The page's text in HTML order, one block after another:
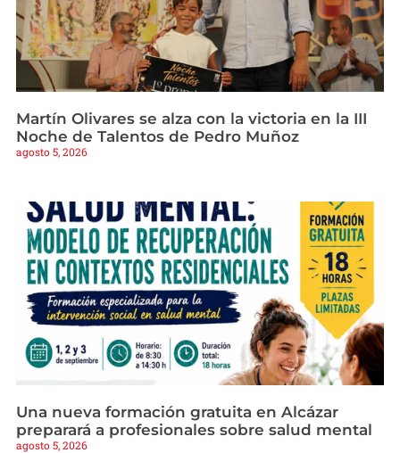
Martín Olivares se alza con la victoria en la III
Noche de Talentos de Pedro Muñoz
agosto 5, 2026
Una nueva formación gratuita en Alcázar
preparará a profesionales sobre salud mental
agosto 5, 2026